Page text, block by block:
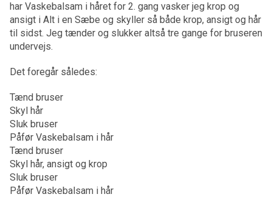
har Vaskebalsam i håret for 2. gang vasker jeg krop og
ansigt i Alt i en Sæbe og skyller så både krop, ansigt og hår
til sidst. Jeg tænder og slukker altså tre gange for bruseren
undervejs.
Det foregår således:
Tænd bruser
Skyl hår
Sluk bruser
Påfør Vaskebalsam i hår
Tænd bruser
Skyl hår, ansigt og krop
Sluk bruser
Påfør Vaskebalsam i hår